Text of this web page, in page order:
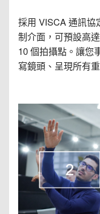
採用 VISCA 通訊協
制介面，可預設高
10 個拍攝點。讓您
寫鏡頭、呈現所有